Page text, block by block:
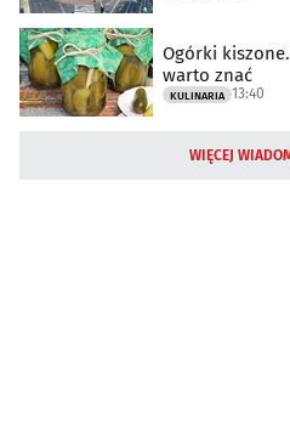
Ogórki
warto znać
KULINARIA 13:40
WIĘCEJ